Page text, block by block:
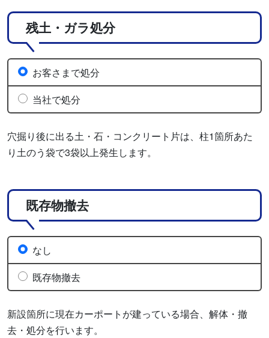
残土・ガラ処分
穴掘り後に出る土・石・コンクリート片は、柱1箇所あた
り土のう袋で3袋以上発生します。
お客さまで処分
当社で処分
既存物撤去
新設箇所に現在カーポートが建っている場合、解体・撤
去・処分を行います。
なし
既存物撤去